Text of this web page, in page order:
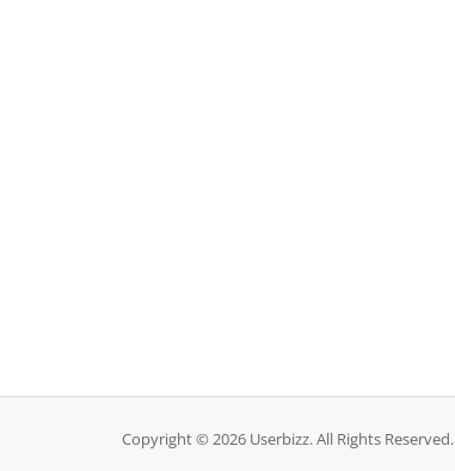
Copyright © 2026 Userbizz. All Rights Reserved.